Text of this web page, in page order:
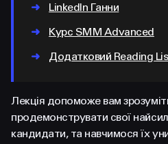
➜
LinkedIn Ганни
➜
Курс SMM Advanced
➜
Додатковий Reading
Лекція допоможе вам
продемонструвати свої
кандидати, та навчимося їх